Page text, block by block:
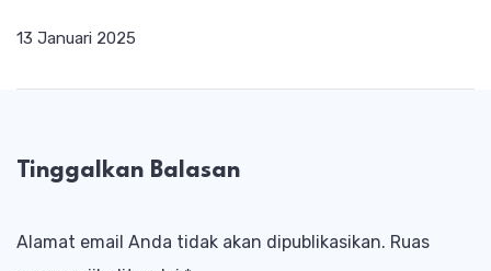
13 Januari 2025
Tinggalkan Balasan
Alamat email Anda tidak akan dipublikasikan. Ruas